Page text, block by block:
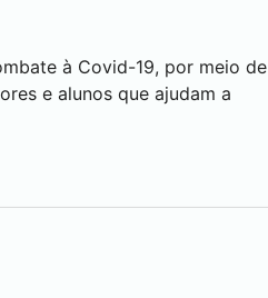
à Covid-19, por meio de
e alunos que ajudam a